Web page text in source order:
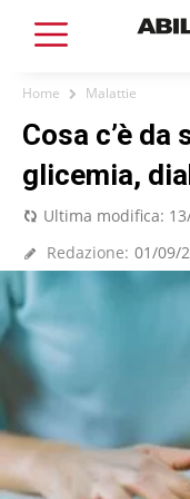
Home Malattie
Cosa c’è
glicemia,
Ultima modifica:
Redazione: 01/09/